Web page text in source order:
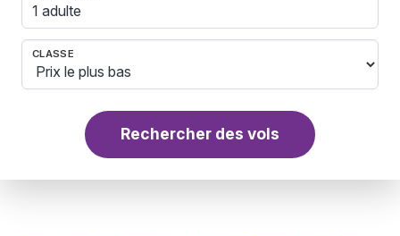
1 adulte
CLASSE
Rechercher des vols